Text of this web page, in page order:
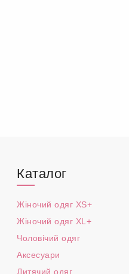
Каталог
Жіночий одяг XS+
Жіночий одяг XL+
Чоловічий одяг
Аксесуари
Дитячий одяг